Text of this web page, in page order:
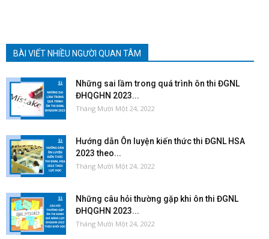
BÀI VIẾT NHIỀU NGƯỜI QUAN TÂM
Những sai lầm trong quá trình ôn thi ĐGNL
ĐHQGHN 2023...
Tháng Mười Một 24, 2022
Hướng dẫn Ôn luyện kiến thức thi ĐGNL HSA
2023 theo...
Tháng Mười Một 24, 2022
Những câu hỏi thường gặp khi ôn thi ĐGNL
ĐHQGHN 2023...
Tháng Mười Một 24, 2022